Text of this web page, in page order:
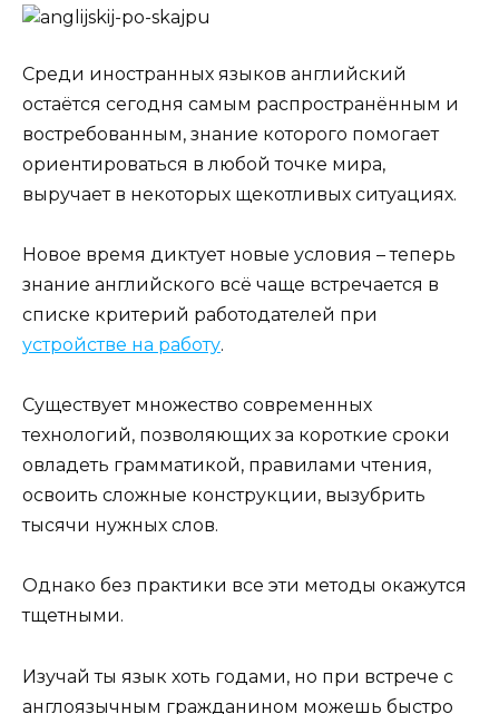
Среди иностранных языков английский
остаётся сегодня самым распространённым и
востребованным, знание которого помогает
ориентироваться в любой точке мира,
выручает в некоторых щекотливых ситуациях.
Новое время диктует новые условия – теперь
знание английского всё чаще встречается в
списке критерий работодателей при
устройстве на работу.
Существует множество современных
технологий, позволяющих за короткие сроки
овладеть грамматикой, правилами чтения,
освоить сложные конструкции, вызубрить
тысячи нужных слов.
Однако без практики все эти методы окажутся
тщетными.
Изучай ты язык хоть годами, но при встрече с
англоязычным гражданином можешь быстро